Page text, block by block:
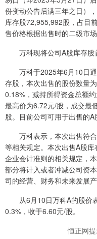
份变动公告后满三年之日）
库存股72,955,992股，占目
售价格根据出售时的二级市场
万科现将公司A股库存股
万科于2025年6月10日通
存股，本次出售的股份数量
0.18%，减持所得资金总额
最高价为6.72元/股，成交最
股。目前公司可用于出售的A
万科表示，本次出售符合
等相关规定。本次出售A股
企业会计准则的相关规定，
部分将计入或者冲减公司资
司的经营、财务和未来发展产
从6月10日万科A的股价
0.3%，收于6.60元/股。
恒正网